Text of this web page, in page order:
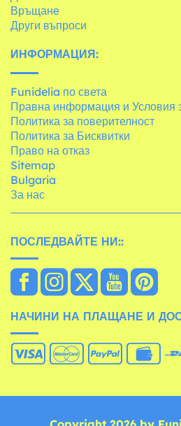
Връщане
Други въпроси
ИНФОРМАЦИЯ:
Funidelia по света
Правна информация и Условия
Политика за поверителност
Политика за Бисквитки
Право на отказ
Sitemap
Bulgaria
За нас
ПОСЛЕДВАЙТЕ НИ::
НАЧИНИ НА ПЛАЩАНЕ И